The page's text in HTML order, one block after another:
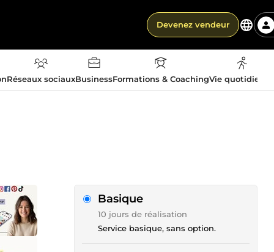
Devenez vendeur
Réseaux sociauxBusinessFormations & CoachingVie
Basique
10 jours de réalisation
Service basique, sans option.